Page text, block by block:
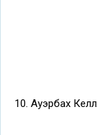
10. Ауэрбах